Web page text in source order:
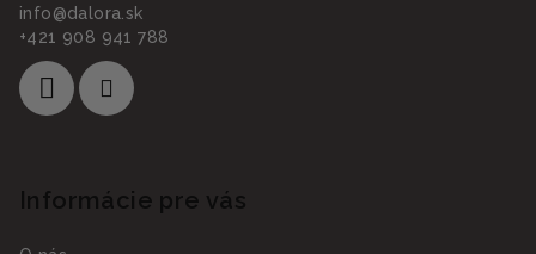
info@dalora.sk
+421 908 941 788
Informácie pre vás